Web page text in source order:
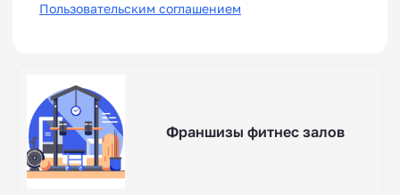
Пользовательским соглашением
Франшизы фитнес залов